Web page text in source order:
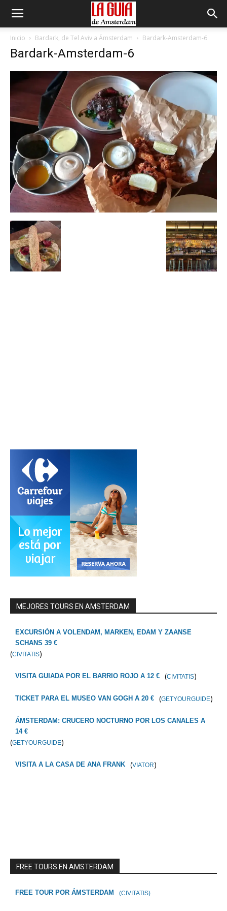
Inicio Bardark, de Tel Aviv a Ámsterdam Bardark-Amsterdam-6
Bardark-Amsterdam-6
MEJORES TOURS EN AMSTERDAM
EXCURSIÓN A VOLENDAM, MARKEN, EDAM Y ZAANSE
SCHANS 39 €
(CIVITATIS)
VISITA GUIADA POR EL BARRIO ROJO A 12 € (CIVITATIS)
TICKET PARA EL MUSEO VAN GOGH A 20 € (GETYOURGUIDE)
ÁMSTERDAM: CRUCERO NOCTURNO POR LOS CANALES A
14 €
(GETYOURGUIDE)
VISITA A LA CASA DE ANA FRANK (VIATOR)
FREE TOURS EN AMSTERDAM
FREE TOUR POR ÁMSTERDAM (CIVITATIS)